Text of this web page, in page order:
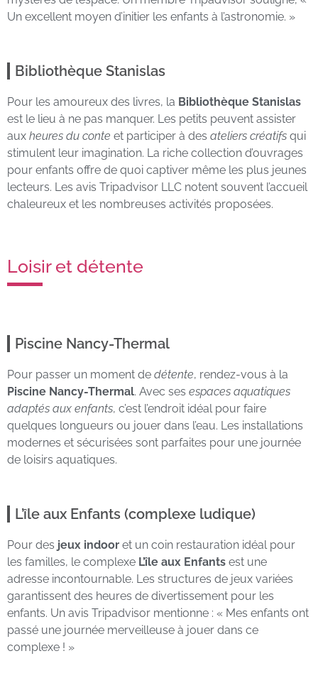
Un excellent moyen d’initier les enfants à l’astronomie. »
Bibliothèque Stanislas
Pour les amoureux des livres, la Bibliothèque Stanislas
est le lieu à ne pas manquer. Les petits peuvent assister
aux heures du conte et participer à des ateliers créatifs qui
stimulent leur imagination. La riche collection d’ouvrages
pour enfants offre de quoi captiver même les plus jeunes
lecteurs. Les avis Tripadvisor LLC notent souvent l’accueil
chaleureux et les nombreuses activités proposées.
Loisir et détente
Piscine Nancy-Thermal
Pour passer un moment de détente, rendez-vous à la
Piscine Nancy-Thermal. Avec ses espaces aquatiques
adaptés aux enfants, c’est l’endroit idéal pour faire
quelques longueurs ou jouer dans l’eau. Les installations
modernes et sécurisées sont parfaites pour une journée
de loisirs aquatiques.
L’île aux Enfants (complexe ludique)
Pour des jeux indoor et un coin restauration idéal pour
les familles, le complexe L’île aux Enfants est une
adresse incontournable. Les structures de jeux variées
garantissent des heures de divertissement pour les
enfants. Un avis Tripadvisor mentionne : « Mes enfants ont
passé une journée merveilleuse à jouer dans ce
complexe ! »